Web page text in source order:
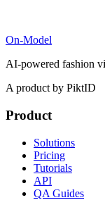
On-Model
AI-powered fashion
A product by PiktID
Product
Solutions
Pricing
Tutorials
API
QA Guides